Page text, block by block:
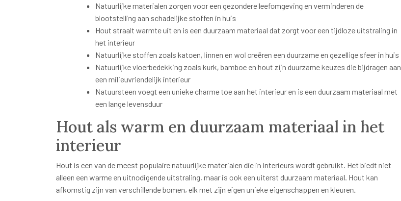
Natuurlijke materialen zorgen voor een gezondere leefomgeving en verminderen de
blootstelling aan schadelijke stoffen in huis
Hout straalt warmte uit en is een duurzaam materiaal dat zorgt voor een tijdloze uitstraling in
het interieur
Natuurlijke stoffen zoals katoen, linnen en wol creëren een duurzame en gezellige sfeer in huis
Natuurlijke vloerbedekking zoals kurk, bamboe en hout zijn duurzame keuzes die bijdragen aan
een milieuvriendelijk interieur
Natuursteen voegt een unieke charme toe aan het interieur en is een duurzaam materiaal met
een lange levensduur
Hout als warm en duurzaam materiaal in het
interieur
Hout is een van de meest populaire natuurlijke materialen die in interieurs wordt gebruikt. Het biedt niet
alleen een warme en uitnodigende uitstraling, maar is ook een uiterst duurzaam materiaal. Hout kan
afkomstig zijn van verschillende bomen, elk met zijn eigen unieke eigenschappen en kleuren.